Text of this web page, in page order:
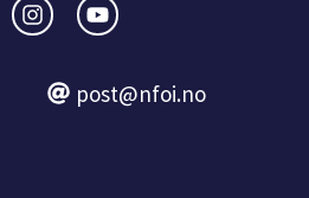
post@nfoi.no